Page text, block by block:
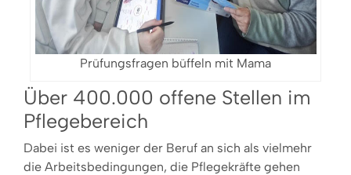
Prüfungsfragen büffeln mit Mama
Über 400.000 offene Stellen im
Pflegebereich
Dabei ist es weniger der Beruf an sich als vielmehr
die Arbeitsbedingungen, die Pflegekräfte gehen